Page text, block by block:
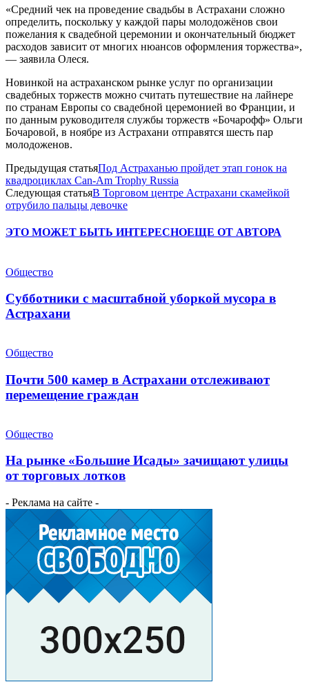
«Средний чек на проведение свадьбы в Астрахани сложно
определить, поскольку у каждой пары молодожёнов свои
пожелания к свадебной церемонии и окончательный бюджет
расходов зависит от многих нюансов оформления торжества»,
— заявила Олеся.
Новинкой на астраханском рынке услуг по организации
свадебных торжеств можно считать путешествие на лайнере
по странам Европы со свадебной церемонией во Франции, и
по данным руководителя службы торжеств «Бочарофф» Ольги
Бочаровой, в ноябре из Астрахани отправятся шесть пар
молодоженов.
Предыдущая статьяПод Астраханью пройдет этап гонок на
квадроциклах Can-Am Trophy Russia
Следующая статьяВ Торговом центре Астрахани скамейкой
отрубило пальцы девочке
ЭТО МОЖЕТ БЫТЬ ИНТЕРЕСНОЕЩЕ ОТ АВТОРА
Общество
Субботники с масштабной уборкой мусора в
Астрахани
Общество
Почти 500 камер в Астрахани отслеживают
перемещение граждан
Общество
На рынке «Большие Исады» зачищают улицы
от торговых лотков
- Реклама на сайте -